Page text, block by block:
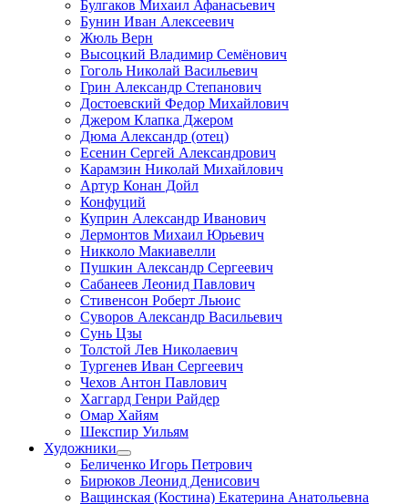
Булгаков Михаил Афанасьевич
Бунин Иван Алексеевич
Жюль Верн
Высоцкий Владимир Семёнович
Гоголь Николай Васильевич
Грин Александр Степанович
Достоевский Федор Михайлович
Джером Клапка Джером
Дюма Александр (отец)
Есенин Сергей Александрович
Карамзин Николай Михайлович
Артур Конан Дойл
Конфуций
Куприн Александр Иванович
Лермонтов Михаил Юрьевич
Никколо Макиавелли
Пушкин Александр Сергеевич
Сабанеев Леонид Павлович
Стивенсон Роберт Льюис
Суворов Александр Васильевич
Сунь Цзы
Толстой Лев Николаевич
Тургенев Иван Сергеевич
Чехов Антон Павлович
Хаггард Генри Райдер
Омар Хайям
Шекспир Уильям
Художники
Беличенко Игорь Петрович
Бирюков Леонид Денисович
Ващинская (Костина) Екатерина Анатольевна